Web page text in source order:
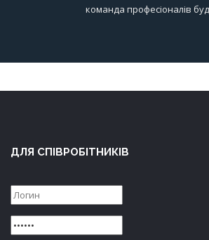
команда професіоналів
ДЛЯ СПІВРОБІТНИКІВ